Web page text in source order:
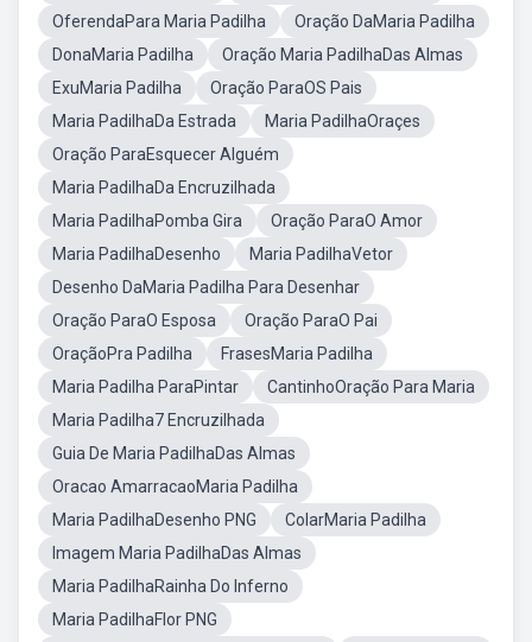
OferendaPara Maria Padilha
Oração DaMaria Padilha
DonaMaria Padilha
Oração Maria PadilhaDas Almas
ExuMaria Padilha
Oração ParaOS Pais
Maria PadilhaDa Estrada
Maria PadilhaOraçes
Oração ParaEsquecer Alguém
Maria PadilhaDa Encruzilhada
Maria PadilhaPomba Gira
Oração ParaO Amor
Maria PadilhaDesenho
Maria PadilhaVetor
Desenho DaMaria Padilha Para Desenhar
Oração ParaO Esposa
Oração ParaO Pai
OraçãoPra Padilha
FrasesMaria Padilha
Maria Padilha ParaPintar
CantinhoOração Para Maria
Maria Padilha7 Encruzilhada
Guia De Maria PadilhaDas Almas
Oracao AmarracaoMaria Padilha
Maria PadilhaDesenho PNG
ColarMaria Padilha
Imagem Maria PadilhaDas Almas
Maria PadilhaRainha Do Inferno
Maria PadilhaFlor PNG